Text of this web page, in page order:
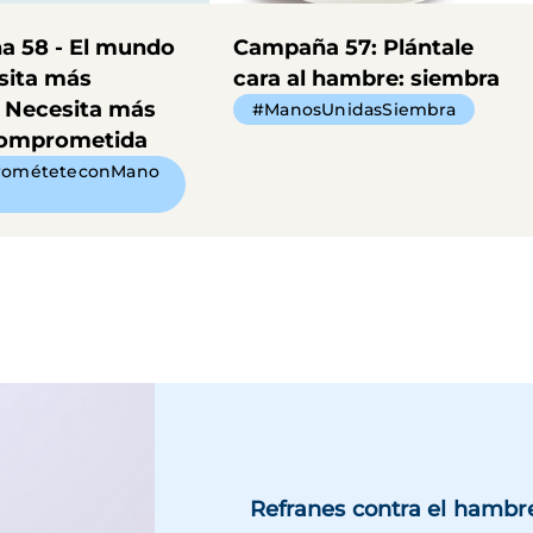
58 - El mundo
más
más
Campaña 57: Plántale
cara al hambre: siembra
#ManosUnidasSiembra
Refranes contra el